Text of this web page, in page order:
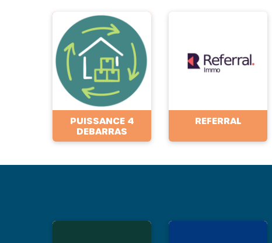
PUISSANCE 4
DEBARRAS
REFERRAL